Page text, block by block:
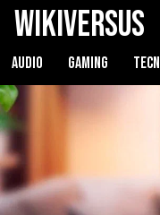
WikiVersus
AUDIO GAMING